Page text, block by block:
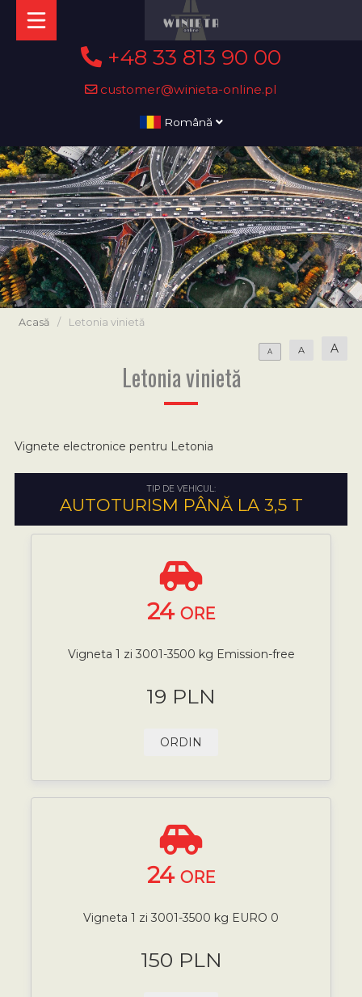
+48 33 813 90 00
customer@winieta-online.pl
Română
Acasă / Letonia vinietă
A A A
Letonia vinietă
Vignete electronice pentru Letonia
TIP DE VEHICUL:
AUTOTURISM PÂNĂ LA 3,5 T
24 ORE
Vigneta 1 zi 3001-3500 kg Emission-free
19 PLN
ORDIN
24 ORE
Vigneta 1 zi 3001-3500 kg EURO 0
150 PLN